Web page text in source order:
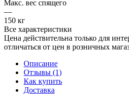
Макс. вес спящего
—
150 кг
Все характеристики
Цена действительна только для
отличаться от цен в розничных
Описание
Отзывы (1)
Как купить
Доставка